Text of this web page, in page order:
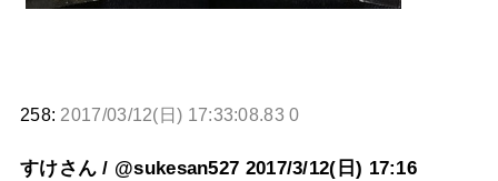
258: 2017/03/12(日) 17:33:08.83 0
すけさん / @sukesan527 2017/3/12(日) 17:16